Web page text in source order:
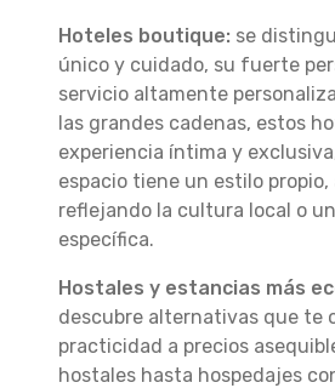
Hoteles boutique: se
único y cuidado, su fuerte
servicio altamente
las grandes cadenas, estos
experiencia íntima y
espacio tiene un estilo propio,
reflejando la cultura local o
específica.
Hostales y estancias más
descubre alternativas que te
practicidad a precios
hostales hasta hospedajes